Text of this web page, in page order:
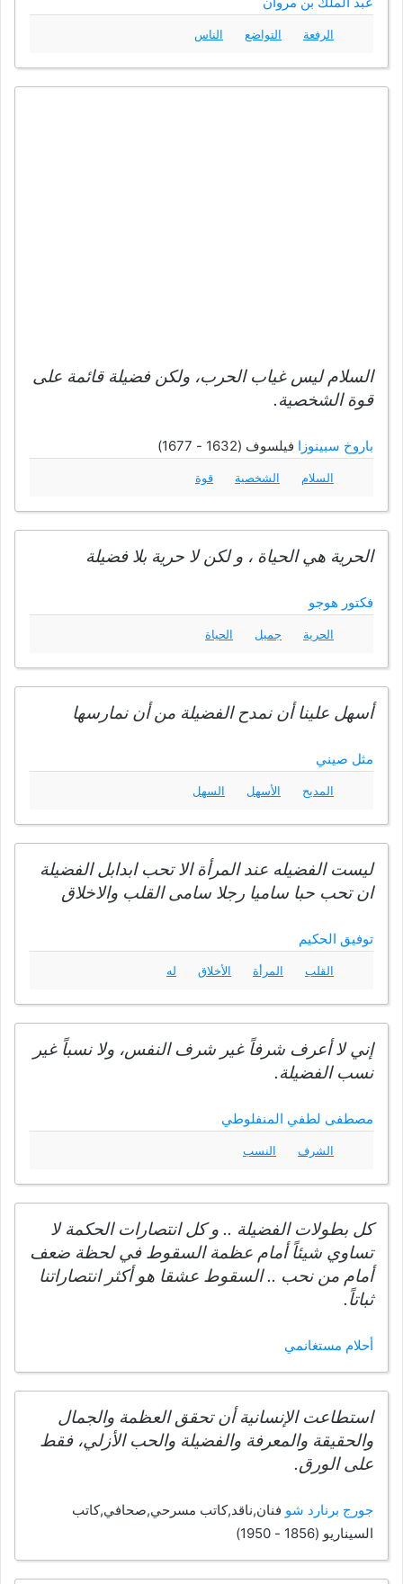
الرفعة التواضع الناس
السلام ليس غياب الحرب، ولكن فضيلة قائمة على
قوة الشخصية.
باروخ سبينوزا فيلسوف (1632 - 1677)
السلام الشخصية قوة
الحرية هي الحياة ، و لكن لا حرية بلا فضيلة
فكتور هوجو
الحرية جميل الحياة
أسهل علينا أن نمدح الفضيلة من أن نمارسها
مثل صيني
المديح الأسهل السهل
ليست الفضيله عند المرأة الا تحب ابدابل الفضيلة
ان تحب حبا ساميا رجلا سامى القلب والاخلاق
توفيق الحكيم
القلب المرأة الأخلاق له
إني لا أعرف شرفاً غير شرف النفس، ولا نسباً غير
نسب الفضيلة.
مصطفى لطفي المنفلوطي
الشرف النسب
كل بطولات الفضيلة .. و كل انتصارات الحكمة لا
تساوي شيئاً أمام عظمة السقوط في لحظة ضعف
أمام من نحب .. السقوط عشقا هو أكثر انتصاراتنا
ثباتاً.
أحلام مستغانمي
استطاعت الإنسانية أن تحقق العظمة والجمال
والحقيقة والمعرفة والفضيلة والحب الأزلي، فقط
على الورق.
جورج برنارد شو فنان,ناقد,كاتب مسرحي,صحافي,كاتب
السيناريو (1856 - 1950)